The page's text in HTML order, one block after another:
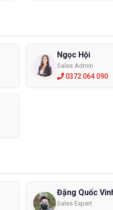
Dù mới được thành lập
bảo hộ như mũ, quần áo,
ECO3D luôn đảm bảo
Ngọc Hội
Sales Admin
0372 064 090
Đặng Quốc
Sales Expert